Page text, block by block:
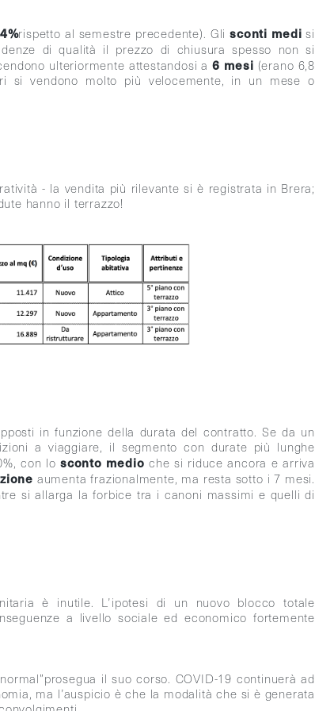
rispetto al semestre precedente). Glisconti medi si
di qualità il prezzo di chiusura spesso non si
ulteriormente attestandosi a6 mesi (erano 6,8
si vendono molto più velocemente, in un mese o
- la vendita più rilevante si è registrata in Brera;
hanno il terrazzo!
in funzione della durata del contratto. Se da un
a viaggiare, il segmento con durate più lunghe
con losconto medio che si riduce ancora e arriva
aumenta frazionalmente, ma resta sotto i 7 mesi.
si allarga la forbice tra i canoni massimi e quelli di
è inutile. L’ipotesi di un nuovo blocco totale
a livello sociale ed economico fortemente
il suo corso. COVID-19 continuerà ad
ma l’auspicio è che la modalità che si è generata